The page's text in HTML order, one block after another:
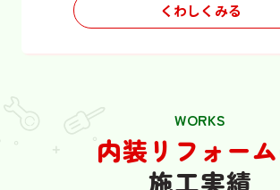
くわしくみる
WORKS
内装リフォーム
施工実績